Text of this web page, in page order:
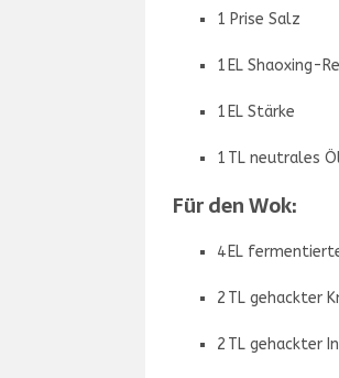
1 Prise Salz
1 EL Shaoxing-
1 EL Stärke
1 TL neutrales
Für den Wok:
4 EL
2 TL gehackter
2 TL gehackter